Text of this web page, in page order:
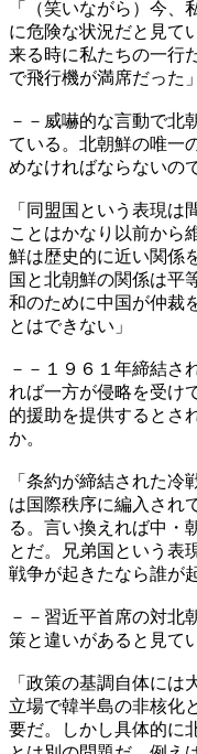
「（笑いながら）今、
に危険な状況だと見て
来る時に私たちの一行
で飛行機が満席だった」
－－威嚇的な言動で北
ている。北朝鮮の唯一
めなければならないの
「同盟国という表現は
ことはかなり以前から
鮮は歴史的に近い関係
国と北朝鮮の関係は平
和のために中国が仲裁
とはできない」
－－１９６１年締結さ
れば一方が侵略を受け
的援助を提供するとさ
か。
「条約が締結された冷
は国際秩序に編入され
る。言い換えれば中・
とだ。兄弟国という表
戦争が起きたなら誰が
－－習近平首席の対北
策と違いがあると見て
「政策の基調自体に
立場で韓半島の非核化
要だ。しかし具体的に